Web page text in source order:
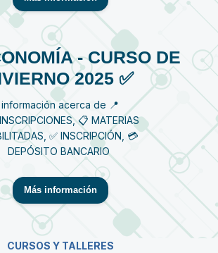
- CURSO DE
2025 ✅
información acerca de 📍
📋 MATERIAS
✅ INSCRIPCIÓN, 💳
DEPÓSITO BANCARIO
Más información
CURSOS Y TALLERES